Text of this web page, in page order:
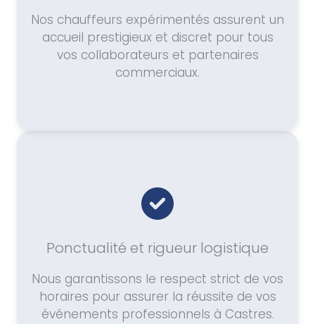
Nos chauffeurs expérimentés assurent un
accueil prestigieux et discret pour tous
vos collaborateurs et partenaires
commerciaux.
Ponctualité et rigueur logistique
Nous garantissons le respect strict de vos
horaires pour assurer la réussite de vos
événements professionnels à Castres.